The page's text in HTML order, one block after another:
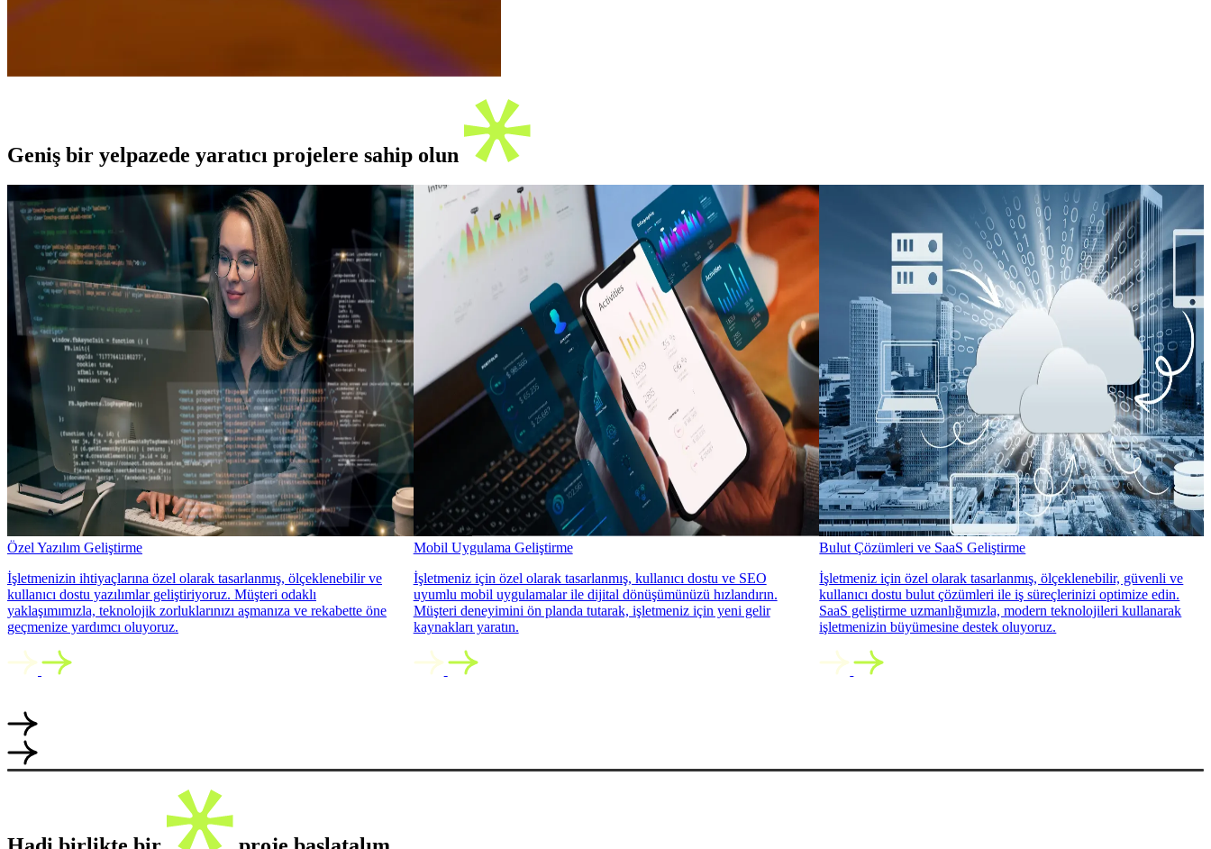
Geniş bir yelpazede yaratıcı projelere sahip olun
Özel Yazılım Geliştirme
İşletmenizin ihtiyaçlarına özel olarak tasarlanmış, ölçeklenebilir ve
kullanıcı dostu yazılımlar geliştiriyoruz. Müşteri odaklı
yaklaşımımızla, teknolojik zorluklarınızı aşmanıza ve rekabette öne
geçmenize yardımcı oluyoruz.
Mobil Uygulama Geliştirme
İşletmeniz için özel olarak tasarlanmış, kullanıcı dostu ve SEO
uyumlu mobil uygulamalar ile dijital dönüşümünüzü hızlandırın.
Müşteri deneyimini ön planda tutarak, işletmeniz için yeni gelir
kaynakları yaratın.
Bulut Çözümleri ve SaaS Geliştirme
İşletmeniz için özel olarak tasarlanmış, ölçeklenebilir, güvenli ve
kullanıcı dostu bulut çözümleri ile iş süreçlerinizi optimize edin.
SaaS geliştirme uzmanlığımızla, modern teknolojileri kullanarak
işletmenizin büyümesine destek oluyoruz.